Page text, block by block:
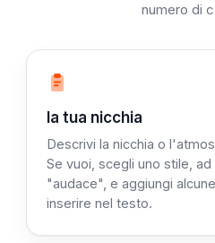
numero di
Fase 1: Descrivi
la tua nicchia
Descrivi la nicchia o
Se vuoi, scegli uno stile,
"audace", e aggiungi
inserire nel testo.